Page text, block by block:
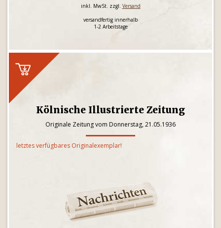
inkl. MwSt. zzgl. Versand
versandfertig innerhalb
1-2 Arbeitstage
Kölnische Illustrierte Zeitung
Originale Zeitung vom Donnerstag, 21.05.1936
letztes verfügbares Originalexemplar!